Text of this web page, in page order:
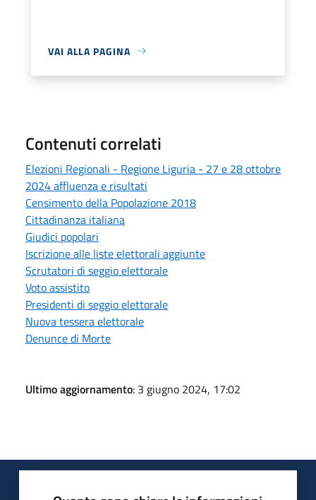
VAI ALLA PAGINA
Contenuti correlati
Elezioni Regionali - Regione Liguria - 27 e 28 ottobre
2024 affluenza e risultati
Censimento della Popolazione 2018
Cittadinanza italiana
Giudici popolari
Iscrizione alle liste elettorali aggiunte
Scrutatori di seggio elettorale
Voto assistito
Presidenti di seggio elettorale
Nuova tessera elettorale
Denunce di Morte
Ultimo aggiornamento: 3 giugno 2024, 17:02